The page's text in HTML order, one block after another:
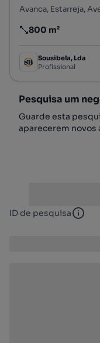
Avanca, Estarreja,
Preço por metro
800 m²
Sousibela, Lda
Profissional
Pesquisa um
Guarde esta
aparecerem novos
ID de pesquisa ID